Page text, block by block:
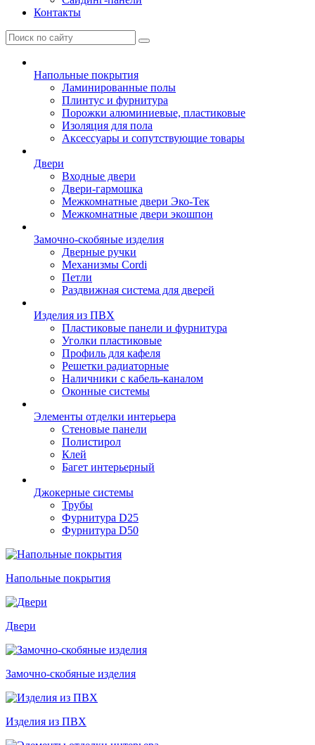
Контакты
Напольные покрытия
Ламинированные полы
Плинтус и фурнитура
Порожки алюминиевые, пластиковые
Изоляция для пола
Аксессуары и сопутствующие товары
Двери
Входные двери
Двери-гармошка
Межкомнатные двери Эко-Тек
Межкомнатные двери экошпон
Замочно-скобяные изделия
Дверные ручки
Механизмы Cordi
Петли
Раздвижная система для дверей
Изделия из ПВХ
Пластиковые панели и фурнитура
Уголки пластиковые
Профиль для кафеля
Решетки радиаторные
Наличники с кабель-каналом
Оконные системы
Элементы отделки интерьера
Стеновые панели
Полистирол
Клей
Багет интерьерный
Джокерные системы
Трубы
Фурнитура D25
Фурнитура D50
Напольные покрытия
Двери
Замочно-скобяные изделия
Изделия из ПВХ